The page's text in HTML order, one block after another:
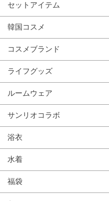
セットアイテム
韓国コスメ
コスメブランド
ライフグッズ
ルームウェア
サンリオコラボ
浴衣
水着
福袋